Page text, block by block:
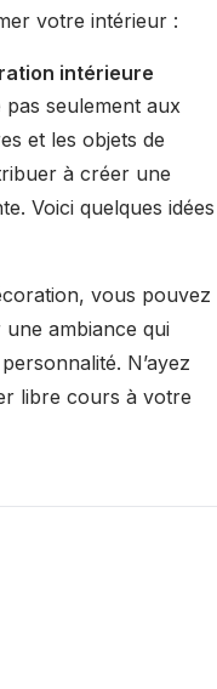
votre intérieur :
intérieure
seulement aux
et les objets de
à créer une
Voici quelques idées
vous pouvez
ambiance qui
N’ayez
libre cours à votre